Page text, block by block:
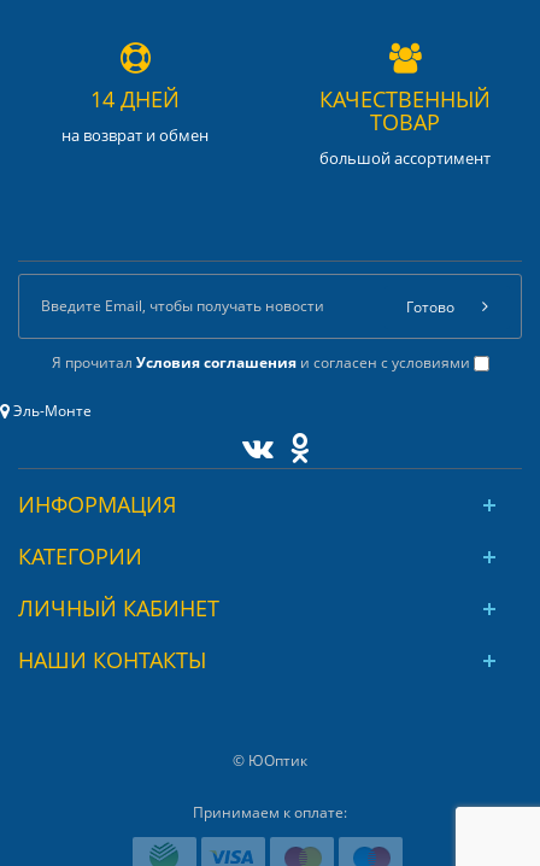
14 ДНЕЙ
на возврат и обмен
КАЧЕСТВЕННЫЙ
ТОВАР
большой ассортимент
Я прочитал Условия соглашенияи согласен с условиями
Готово
Эль-Монте
ИНФОРМАЦИЯ
КАТЕГОРИИ
ЛИЧНЫЙ КАБИНЕТ
НАШИ КОНТАКТЫ
© ЮОптик
Принимаем к оплате: